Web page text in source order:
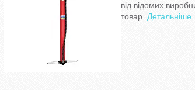
від відомих
товар.